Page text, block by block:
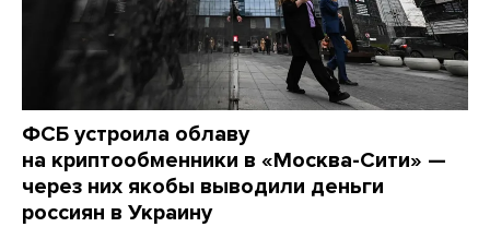
ФСБ устроила облаву
на криптообменники в «Москва-Сити» —
через них якобы выводили деньги
россиян в Украину